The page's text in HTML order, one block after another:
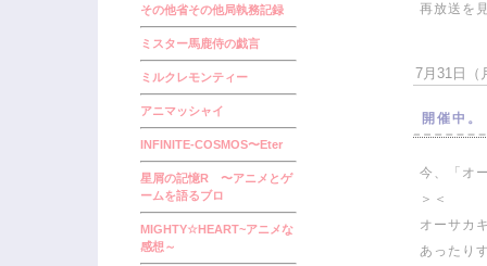
その他省その他局執務記録
ミスター馬鹿侍の戯言
ミルクレモンティー
アニマッシャイ
INFINITE-COSMOS〜Eter
星屑の記憶R 〜アニメとゲ
ームを語るブロ
MIGHTY☆HEART~アニメな
感想～
再放送を
7月31日（
開催中。
今、「オ
＞＜
オーサカ
あったり